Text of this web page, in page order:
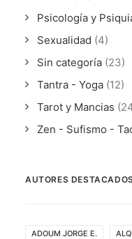
Psicología y
Sexualidad (4)
Sin categoría (23)
Tantra - Yoga (12)
Tarot y Mancias
Zen - Sufismo -
AUTORES
ADOUM JORGE E.